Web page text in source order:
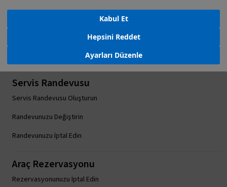
Ayarları Düzenle
Hepsini Reddet
Kabul Et
Servis Randevusu
Servis Randevusu Oluşturun
Randevunuzu Değiştirin
Randevunuzu İptal Edin
Araç Rezervasyonu
Rezervasyonunuzu İptal Edin